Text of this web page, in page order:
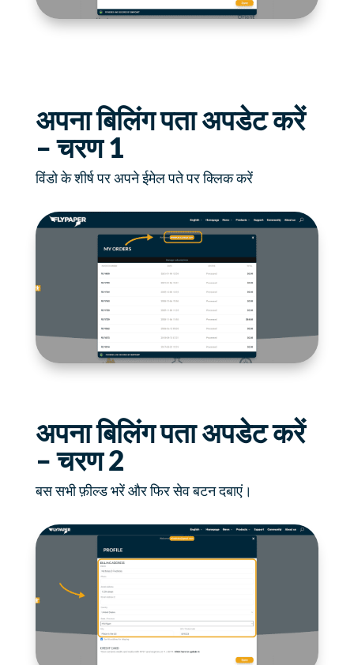
अपना बिलिंग पता अपडेट करें
– चरण 1
विंडो के शीर्ष पर अपने ईमेल पते पर क्लिक करें
अपना बिलिंग पता अपडेट करें
– चरण 2
बस सभी फ़ील्ड भरें और फिर सेव बटन दबाएं।